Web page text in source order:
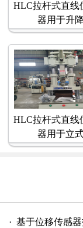
HLC拉杆式直线
器用于升
HLC拉杆式直线
器用于立
· 基于位移传感